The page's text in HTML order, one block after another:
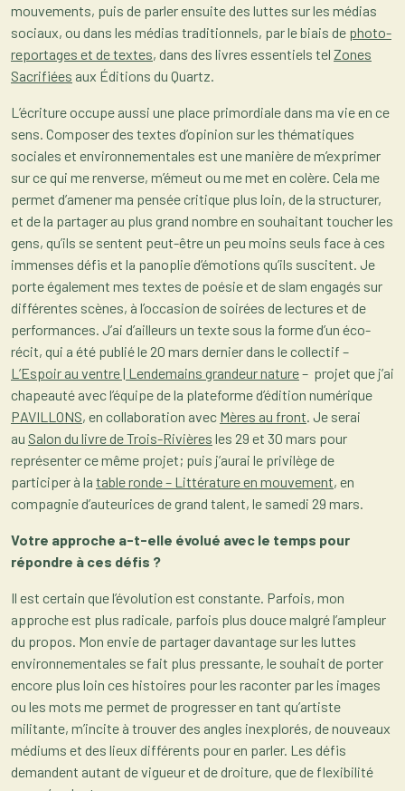
mouvements, puis de parler ensuite des luttes sur les médias
sociaux, ou dans les médias traditionnels, par le biais de photo-
reportages et de textes, dans des livres essentiels tel Zones
Sacrifiées aux Éditions du Quartz.
L’écriture occupe aussi une place primordiale dans ma vie en ce
sens. Composer des textes d’opinion sur les thématiques
sociales et environnementales est une manière de m’exprimer
sur ce qui me renverse, m’émeut ou me met en colère. Cela me
permet d’amener ma pensée critique plus loin, de la structurer,
et de la partager au plus grand nombre en souhaitant toucher les
gens, qu’ils se sentent peut-être un peu moins seuls face à ces
immenses défis et la panoplie d’émotions qu’ils suscitent. Je
porte également mes textes de poésie et de slam engagés sur
différentes scènes, à l’occasion de soirées de lectures et de
performances. J’ai d’ailleurs un texte sous la forme d’un éco-
récit, qui a été publié le 20 mars dernier dans le collectif –
L’Espoir au ventre | Lendemains grandeur nature– projet que j’ai
chapeauté avec l’équipe de la plateforme d’édition numérique
PAVILLONS, en collaboration avec Mères au front . Je serai
au Salon du livre de Trois-Rivières les 29 et 30 mars pour
représenter ce même projet; puis j’aurai le privilège de
participer à la table ronde – Littérature en mouvement, en
compagnie d’auteurices de grand talent, le samedi 29 mars.
Votre approche a-t-elle évolué avec le temps pour
répondre à ces défis ?
Il est certain que l’évolution est constante. Parfois, mon
approche est plus radicale, parfois plus douce malgré l’ampleur
du propos. Mon envie de partager davantage sur les luttes
environnementales se fait plus pressante, le souhait de porter
encore plus loin ces histoires pour les raconter par les images
ou les mots me permet de progresser en tant qu’artiste
militante, m’incite à trouver des angles inexplorés, de nouveaux
médiums et des lieux différents pour en parler. Les défis
demandent autant de vigueur et de droiture, que de flexibilité